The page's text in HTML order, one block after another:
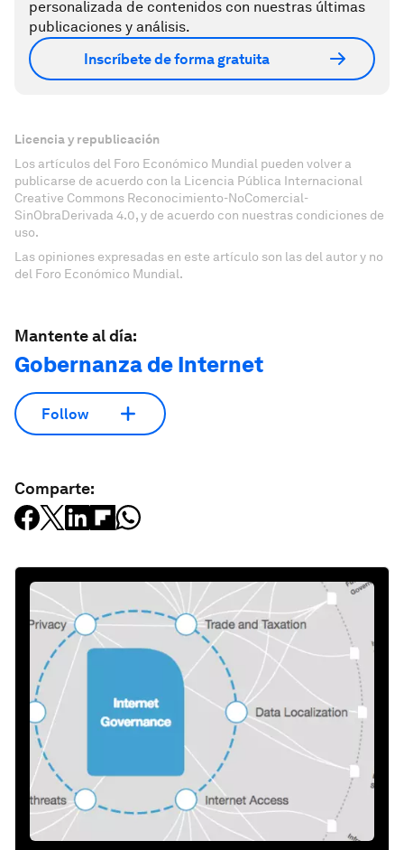
personalizada de contenidos con nuestras últimas
publicaciones y análisis.
Inscríbete de forma gratuita
Licencia y republicación
Los artículos del Foro Económico Mundial pueden volver a
publicarse de acuerdo con la Licencia Pública Internacional
Creative Commons Reconocimiento-NoComercial-
SinObraDerivada 4.0, y de acuerdo con nuestras condiciones de
uso.
Las opiniones expresadas en este artículo son las del autor y no
del Foro Económico Mundial.
Mantente al día:
Gobernanza de Internet
Follow
Comparte: